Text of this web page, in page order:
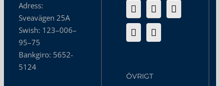
Adress:
Sveavägen 25A
Swish: 123–006–
95–75
Bankgiro: 5652-
5124
ÖVRIGT